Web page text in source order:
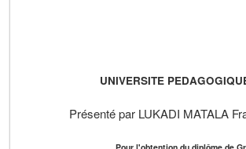
UNIVERSITE
Présenté par LUKADI MATALA